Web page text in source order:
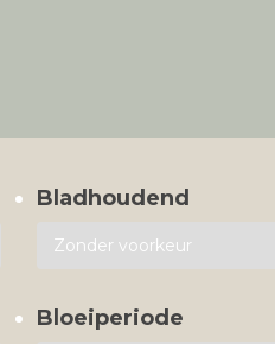
Bladhoudend
Bloeiperiode